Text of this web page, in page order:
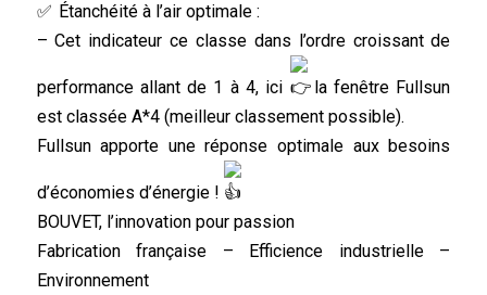
Étanchéité à l’air optimale :
– Cet indicateur ce classe dans l’ordre croissant de
performance allant de 1 à 4, ici
la fenêtre Fullsun
est classée A*4 (meilleur classement possible).
Fullsun apporte une réponse optimale aux besoins
d’économies d’énergie !
BOUVET, l’innovation pour passion
Fabrication française – Efficience industrielle –
Environnement